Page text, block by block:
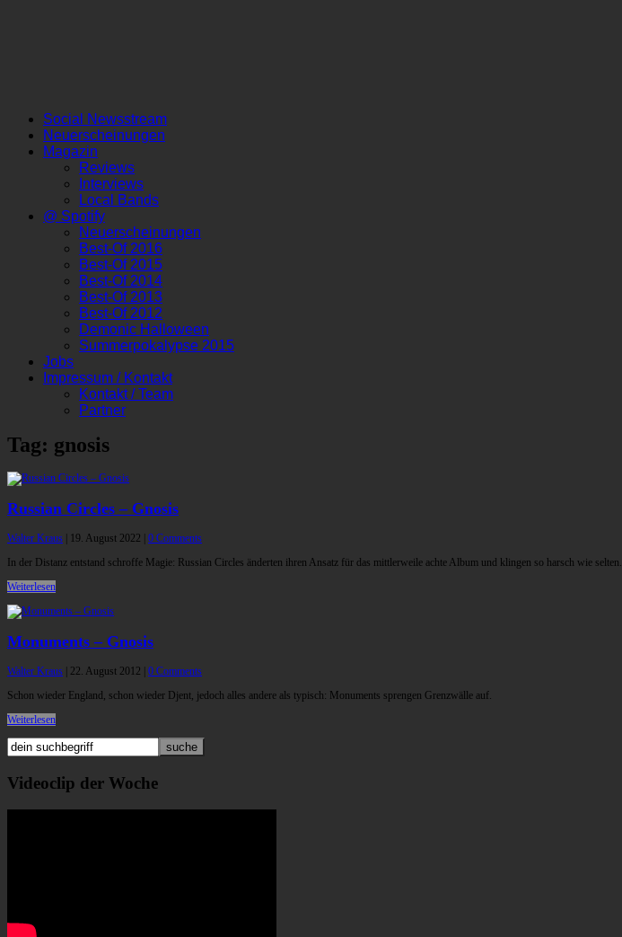
Social Newsstream
Neuerscheinungen
Magazin
Reviews
Interviews
Local Bands
@ Spotify
Neuerscheinungen
Best-Of 2016
Best-Of 2015
Best-Of 2014
Best-Of 2013
Best-Of 2012
Demonic Halloween
Summerpokalypse 2015
Jobs
Impressum / Kontakt
Kontakt / Team
Partner
Tag: gnosis
Russian Circles – Gnosis
Walter Kraus 19. August 2022
0 Comments
In der Distanz entstand schroffe Magie: Russian Circles änderten ihren Ansatz für das mittlerweile achte Album und klingen so harsch wie selten.
Weiterlesen
Monuments – Gnosis
Walter Kraus 22. August 2012
0 Comments
Schon wieder England, schon wieder Djent, jedoch alles andere als typisch: Monuments sprengen Grenzwälle auf.
Weiterlesen
Videoclip der Woche